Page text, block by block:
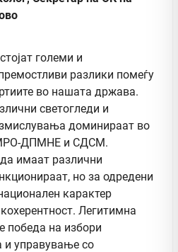
големи и
разлики помеѓу
во нашата држава.
светогледи и
доминираат во
ДПМНЕ и СДСМ.
имаат различни
но за одредени
карактер
Легитимна
победа на избори
управување со